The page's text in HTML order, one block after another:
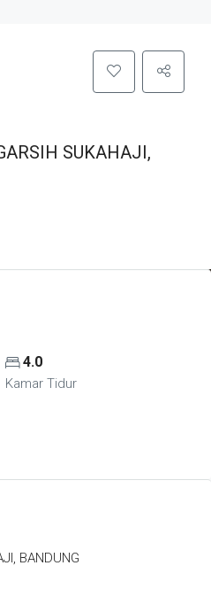
SUKAHAJI,
4.0
Kamar Tidur
BANDUNG